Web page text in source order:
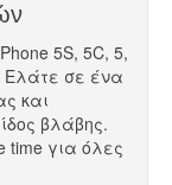
5S, 5C, 5,
Ελάτε σε ένα
και
βλάβης.
time για όλες